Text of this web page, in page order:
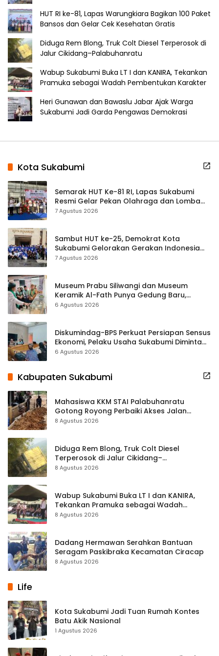
HUT RI ke-81, Lapas Warungkiara Bagikan 100 Paket
Bansos dan Gelar Cek Kesehatan Gratis
Diduga Rem Blong, Truk Colt Diesel Terperosok di
Jalur Cikidang–Palabuhanratu
Wabup Sukabumi Buka LT I dan KANIRA, Tekankan
Pramuka sebagai Wadah Pembentukan Karakter
Heri Gunawan dan Bawaslu Jabar Ajak Warga
Sukabumi Jadi Garda Pengawas Demokrasi
Kota Sukabumi
Semarak HUT Ke-81 RI, Lapas Sukabumi
Resmi Gelar Pekan Olahraga dan Lomba
Tradisional
7 Agustus 2026
Sambut HUT ke-25, Demokrat Kota
Sukabumi Gelorakan Gerakan Indonesia
ASRI Lewat Aksi Bersih Masjid Agung
7 Agustus 2026
Museum Prabu Siliwangi dan Museum
Keramik Al-Fath Punya Gedung Baru,
Hampir 500 Koleksi Dipisahkan
6 Agustus 2026
Diskumindag-BPS Perkuat Persiapan Sensus
Ekonomi, Pelaku Usaha Sukabumi Diminta
Terbuka Beri Data
6 Agustus 2026
Kabupaten Sukabumi
Mahasiswa KKM STAI Palabuhanratu
Gotong Royong Perbaiki Akses Jalan
Majelis Ta’lim di Sagaranten
8 Agustus 2026
Diduga Rem Blong, Truk Colt Diesel
Terperosok di Jalur Cikidang–
Palabuhanratu
8 Agustus 2026
Wabup Sukabumi Buka LT I dan KANIRA,
Tekankan Pramuka sebagai Wadah
Pembentukan Karakter
8 Agustus 2026
Dadang Hermawan Serahkan Bantuan
Seragam Paskibraka Kecamatan Ciracap
8 Agustus 2026
Life
Kota Sukabumi Jadi Tuan Rumah Kontes
Batu Akik Nasional
1 Agustus 2026